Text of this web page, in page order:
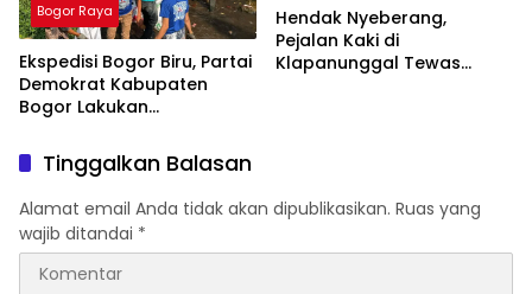
Bogor Raya
Ekspedisi Bogor Biru, Partai
Demokrat Kabupaten
Bogor Lakukan
Jasinga
Hendak Nyeberang,
Pejalan Kaki di
Klapanunggal Tewas
Tinggalkan Balasan
Alamat email Anda tidak akan dipublikasikan. Ruas yang
wajib ditandai *